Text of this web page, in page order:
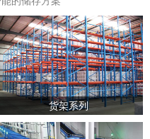
货架系列